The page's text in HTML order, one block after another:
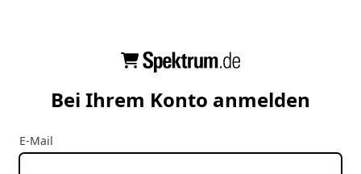
Bei Ihrem Konto anmelden
E-Mail